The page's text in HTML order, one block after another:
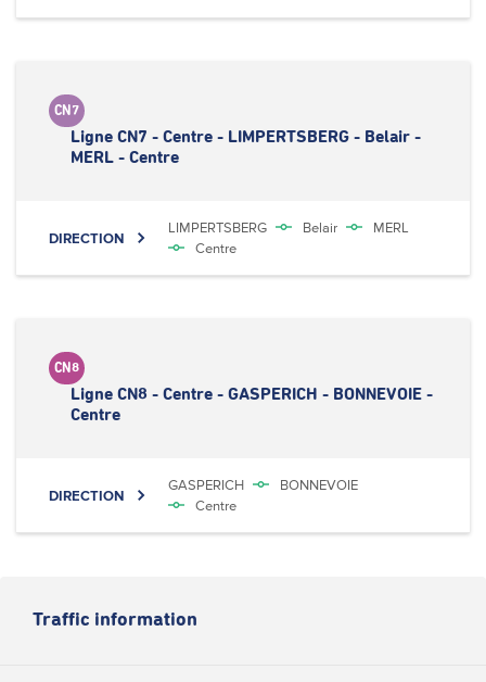
Traffic information
CN7
Ligne CN7 - Centre - LIMPERTSBERG - Belair -
MERL - Centre
DIRECTION
LIMPERTSBERG Belair
MERL
Centre
CN8
Ligne CN8 - Centre - GASPERICH - BONNEVOIE -
Centre
DIRECTION
GASPERICH
BONNEVOIE
Centre